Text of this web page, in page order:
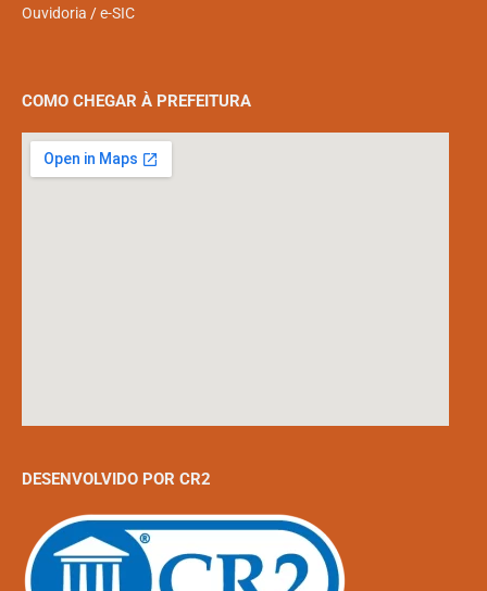
Ouvidoria /e-SIC
COMO CHEGAR À PREFEITURA
DESENVOLVIDO POR CR2